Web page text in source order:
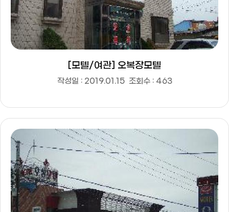
[모텔/여관] 오복장모텔
작성일 : 2019.01.15 조회수 : 463